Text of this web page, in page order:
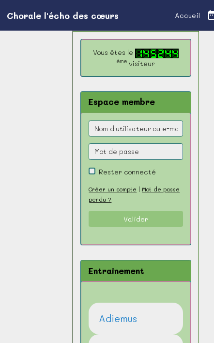
Chorale l'écho des cœurs Accueil
Vous êtes le
ème visiteur
Espace membre
Rester connecté
Créer un compte | Mot de passe
perdu ?
Valider
Entrainement
Adiemus